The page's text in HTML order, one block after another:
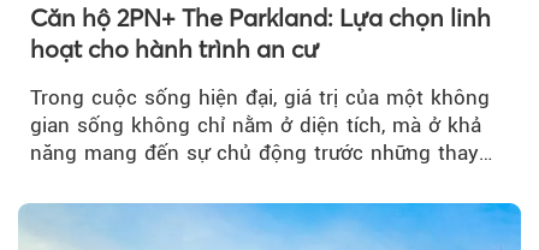
Căn hộ 2PN+ The Parkland: Lựa chọn linh
hoạt cho hành trình an cư
Trong cuộc sống hiện đại, giá trị của một không
gian sống không chỉ nằm ở diện tích, mà ở khả
năng mang đến sự chủ động trước những thay